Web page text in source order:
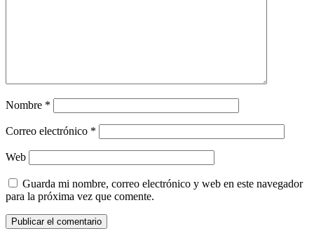
Nombre *
Correo electrónico *
Web
Guarda mi nombre, correo electrónico y web en este navegador
para la próxima vez que comente.